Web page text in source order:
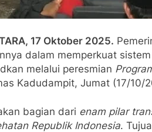
17 Oktober 2025.
dalam memperkuat
melalui peresmian
Kadudampit, Jumat (17/10/
bagian dari enam pilar
Republik Indonesia.